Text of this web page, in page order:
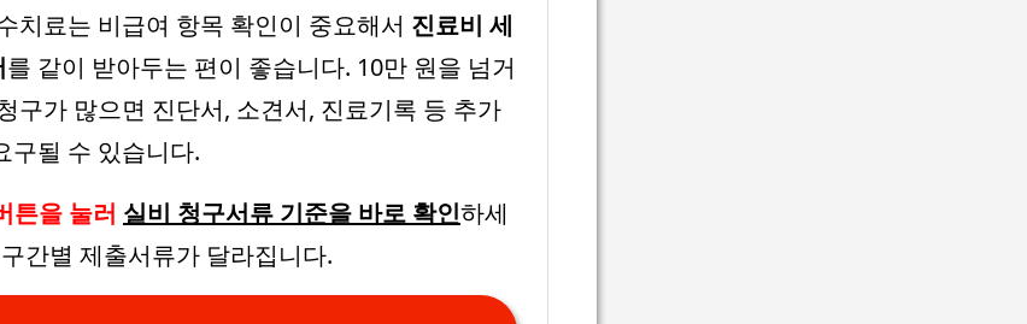
치료는 비급여 항목 확인이 중요해서 진료비 세
를 같이 받아두는 편이 좋습니다. 10만 원을 넘거
구가 많으면 진단서, 소견서, 진료기록 등 추가
구될 수 있습니다.
튼을 눌러 실비 청구서류 기준을 바로 확인하세
간별 제출서류가 달라집니다.